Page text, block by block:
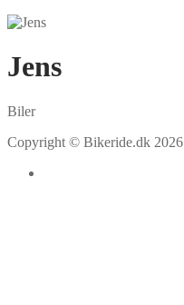
Jens
Biler
Copyright © Bikeride.dk 2026